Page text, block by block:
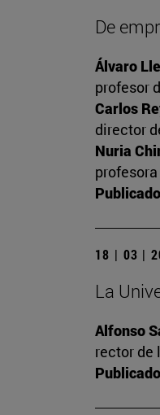
De
Álvaro
profesor
Carlos
director
Nuria
18 | 03 |
La
Alfonso
rector de